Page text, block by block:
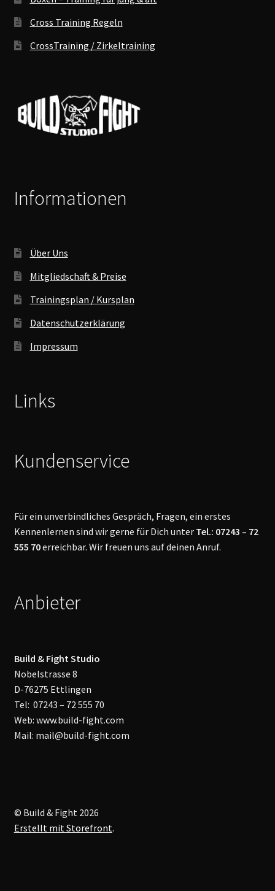
Cross Training Regeln
CrossTraining / Zirkeltraining
Informationen
Über Uns
Mitgliedschaft & Preise
Trainingsplan / Kursplan
Datenschutzerklärung
Impressum
Links
Kundenservice
Für ein unverbindliches Gespräch, Fragen, ein erstes
Kennenlernen sind wir gerne für Dich unter Tel.: 07243 – 72
555 70erreichbar. Wir freuen uns auf deinen Anruf.
Anbieter
Build & Fight Studio
Nobelstrasse 8
D-76275 Ettlingen
Tel: 07243 – 72 555 70
Web: www.build-fight.com
Mail: mail@build-fight.com
© Build & Fight 2026
Erstellt mit Storefront.